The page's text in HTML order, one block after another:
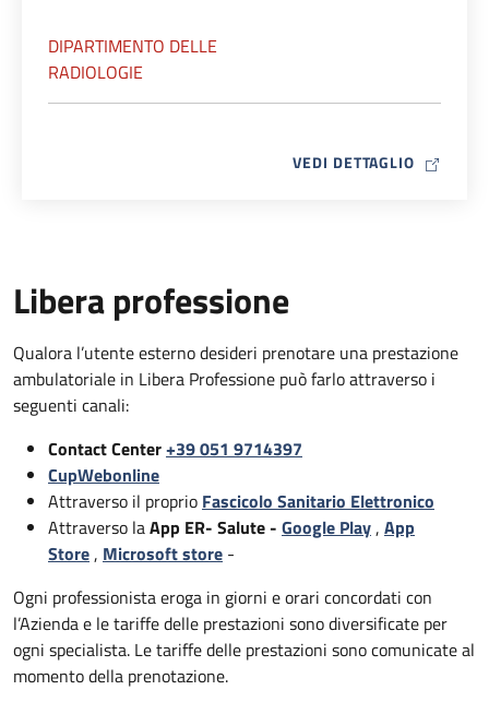
DIPARTIMENTO DELLE
RADIOLOGIE
VEDI DETTAGLIO MAP ICON
Libera professione
Qualora l’utente esterno desideri prenotare una prestazione
ambulatoriale in Libera Professione può farlo attraverso i
seguenti canali:
Contact Center+39 051 9714397
CupWebonline
Attraverso il proprio Fascicolo Sanitario Elettronico
Attraverso laApp ER- Salute - Google Play, App
Store, Microsoft store -
Ogni professionista eroga in giorni e orari concordati con
l’Azienda e le tariffe delle prestazioni sono diversificate per
ogni specialista. Le tariffe delle prestazioni sono comunicate al
momento della prenotazione.